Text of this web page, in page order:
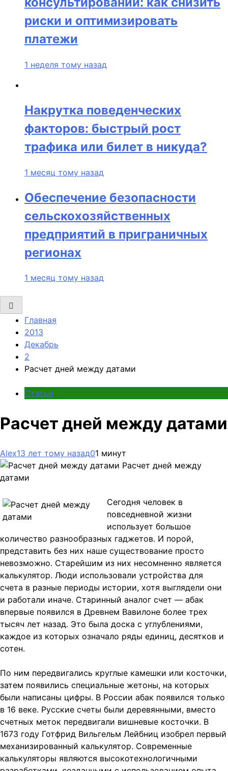
риски и оптимизировать
платежи
1 неделя тому назад
Накрутка поведенческих
факторов: быстрый рост
трафика или билет в никуда?
1 месяц тому назад
Обеспечение безопасности
сельскохозяйственных
предприятий в приграничных
регионах
1 месяц тому назад
Главная
2013
Декабрь
2
Расчет дней между датами
Статьи
Расчет дней между датами
Alex13 лет тому назад01 минут
Расчет дней между
датами
Сегодня человек в
повседневной жизни
использует большое
количество разнообразных гаджетов. И порой,
представить без них наше существование просто
невозможно. Старейшим из них несомненно является
калькулятор. Люди использовали устройства для
счета в разные периоды истории, хотя выглядели они
и работали иначе. Старинный аналог счет — абак
впервые появился в Древнем Вавилоне более трех
тысяч лет назад. Это была доска с углублениями,
каждое из которых означало ряды единиц, десятков и
сотен.
По ним передвигались круглые камешки или косточки,
затем появились специальные жетоны, на которых
были написаны цифры. В России абак появился только
в 16 веке. Русские счеты были деревянными, вместо
счетных меток передвигали вишневые косточки. В
1673 году Готфрид Вильгельм Лейбниц изобрел первый
механизированный калькулятор. Современные
калькуляторы являются высокотехнологичными